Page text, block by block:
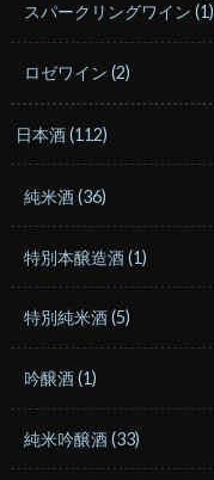
スパークリングワイン(1)
ロゼワイン(2)
日本酒(112)
純米酒(36)
特別本醸造酒(1)
特別純米酒(5)
吟醸酒(1)
純米吟醸酒(33)